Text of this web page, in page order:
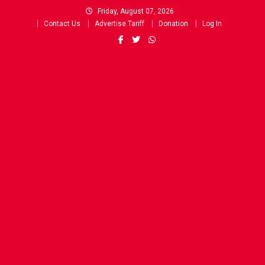
Friday, August 07, 2026
Contact Us
Advertise Tariff Donation Log In